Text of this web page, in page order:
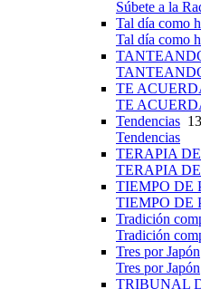
Súbete a la
Tal día como
Tal día como
TE
TE
Tendencias 13
Tendencias
TERAPIA
TERAPIA
TIEMPO DE
TIEMPO DE
Tradición
Tradición
Tres por Japón
Tres por Japón
TRIBUNAL